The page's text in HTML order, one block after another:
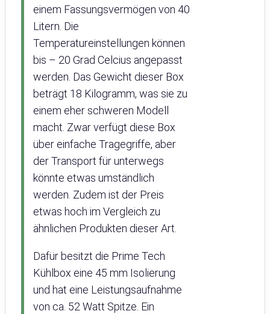
einem Fassungsvermögen von 40
Litern. Die
Temperatureinstellungen können
bis – 20 Grad Celcius angepasst
werden. Das Gewicht dieser Box
beträgt 18 Kilogramm, was sie zu
einem eher schweren Modell
macht. Zwar verfügt diese Box
über einfache Tragegriffe, aber
der Transport für unterwegs
könnte etwas umständlich
werden. Zudem ist der Preis
etwas hoch im Vergleich zu
ähnlichen Produkten dieser Art.
Dafür besitzt die Prime Tech
Kühlbox eine 45 mm Isolierung
und hat eine Leistungsaufnahme
von ca. 52 Watt Spitze. Ein